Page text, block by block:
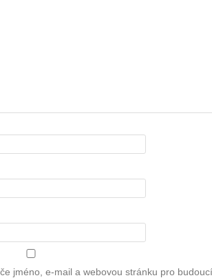
jméno, e-mail a webovou stránku pro